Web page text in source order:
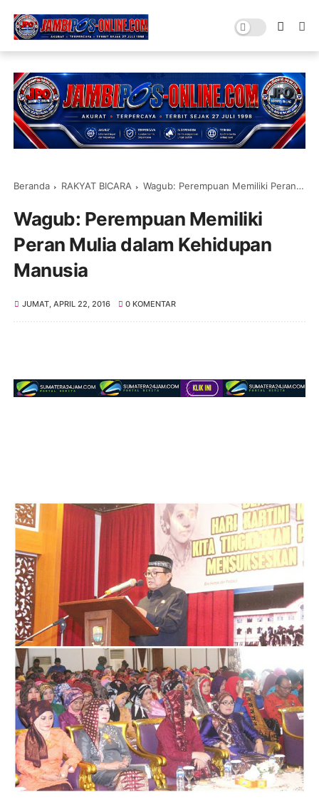
Beranda RAKYAT BICARA Wagub: Perempuan Memiliki Peran Mulia dalam Kehidupan Manusia
Wagub: Perempuan Memiliki
Peran Mulia dalam Kehidupan
Manusia
JUMAT, APRIL 22, 2016 0 KOMENTAR